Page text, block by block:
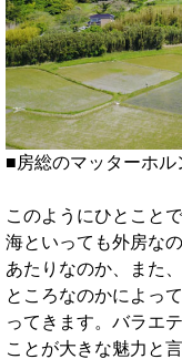
■房総のマッターホ
このようにひとこと
海といっても外房な
あたりなのか、また
ところなのかによっ
ってきます。バラエ
ことが大きな魅力と